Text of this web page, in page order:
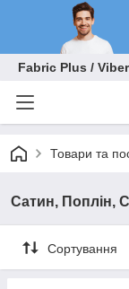
Fabric Plus /
Товари та
Сатин, Поплін,
Сортування